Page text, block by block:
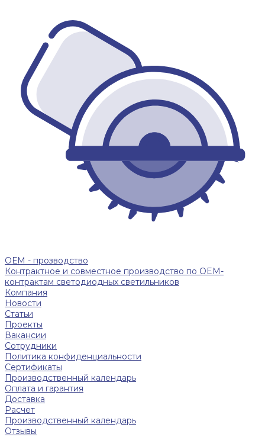
ОЕМ - прозводство
Контрактное и совместное производство по OEM-
контрактам светодиодных светильников
Компания
Новости
Статьи
Проекты
Вакансии
Сотрудники
Политика конфиденциальности
Сертификаты
Производственный календарь
Оплата и гарантия
Доставка
Расчет
Производственный календарь
Отзывы